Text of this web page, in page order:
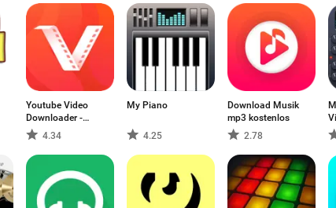
Youtube Video
Downloader -
VidMate
4.34
My Piano
4.25
Download Musik
mp3 kostenlos
2.78